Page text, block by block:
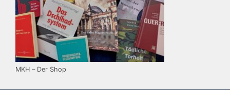
MKH – Der Shop